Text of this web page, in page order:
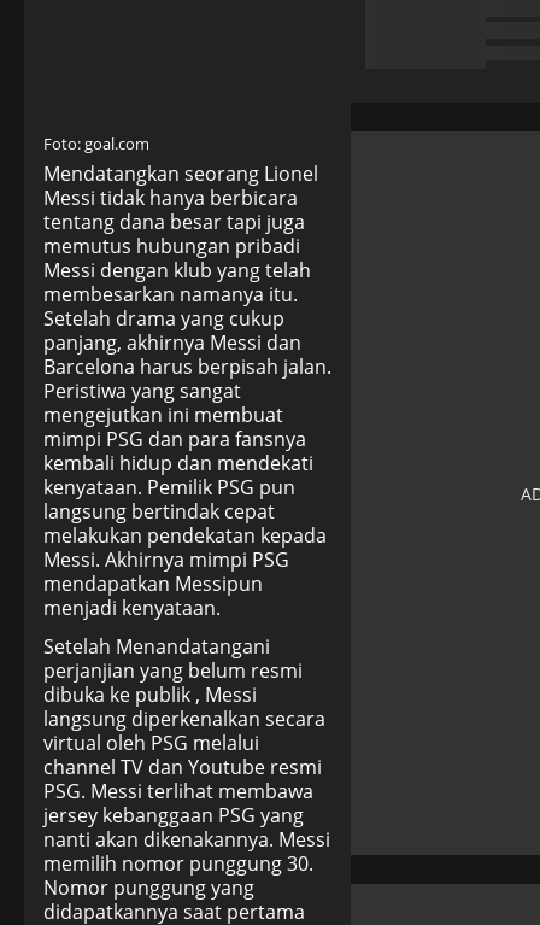
Foto: goal.com
Mendatangkan seorang Lionel
Messi tidak hanya berbicara
tentang dana besar tapi juga
memutus hubungan pribadi
Messi dengan klub yang telah
membesarkan namanya itu.
Setelah drama yang cukup
panjang, akhirnya Messi dan
Barcelona harus berpisah jalan.
Peristiwa yang sangat
mengejutkan ini membuat
mimpi PSG dan para fansnya
kembali hidup dan mendekati
kenyataan. Pemilik PSG pun
langsung bertindak cepat
melakukan pendekatan kepada
Messi. Akhirnya mimpi PSG
mendapatkan Messipun
menjadi kenyataan.
Setelah Menandatangani
perjanjian yang belum resmi
dibuka ke publik , Messi
langsung diperkenalkan secara
virtual oleh PSG melalui
channel TV dan Youtube resmi
PSG. Messi terlihat membawa
jersey kebanggaan PSG yang
nanti akan dikenakannya. Messi
memilih nomor punggung 30.
Nomor punggung yang
didapatkannya saat pertama